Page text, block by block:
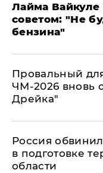
Лайма Вайкуле
советом: "Не
бензина"
Провальный
ЧМ-2026 вновь
Дрейка"
Россия
в подготовке
области